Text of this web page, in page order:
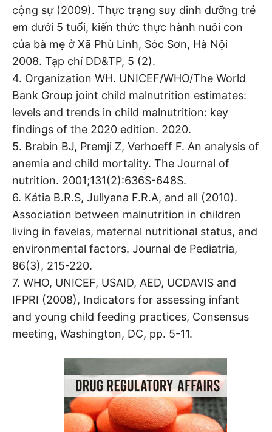
cộng sự (2009). Thực trạng suy dinh dưỡng trẻ
em dưới 5 tuổi, kiến thức thực hành nuôi con
của bà mẹ ở Xã Phù Linh, Sóc Sơn, Hà Nội
2008. Tạp chí DD&TP, 5 (2).
4. Organization WH. UNICEF/WHO/The World
Bank Group joint child malnutrition estimates:
levels and trends in child malnutrition: key
findings of the 2020 edition. 2020.
5. Brabin BJ, Premji Z, Verhoeff F. An analysis of
anemia and child mortality. The Journal of
nutrition. 2001;131(2):636S-648S.
6. Kátia B.R.S, Jullyana F.R.A, and all (2010).
Association between malnutrition in children
living in favelas, maternal nutritional status, and
environmental factors. Journal de Pediatria,
86(3), 215-220.
7. WHO, UNICEF, USAID, AED, UCDAVIS and
IFPRI (2008), Indicators for assessing infant
and young child feeding practices, Consensus
meeting, Washington, DC, pp. 5-11.